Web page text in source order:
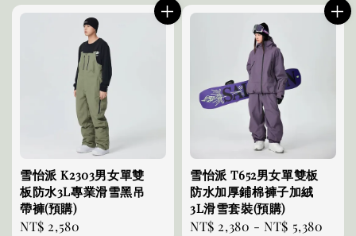
雪怡派 K2303男女單雙
板防水3L專業滑雪黑吊
帶褲(預購)
Regular
NT$ 2,580
雪怡派 T652男女單雙板
防水加厚鋪棉褲子加絨
3L滑雪套裝(預購)
Regular
NT$ 2,380 -NT$ 5,380